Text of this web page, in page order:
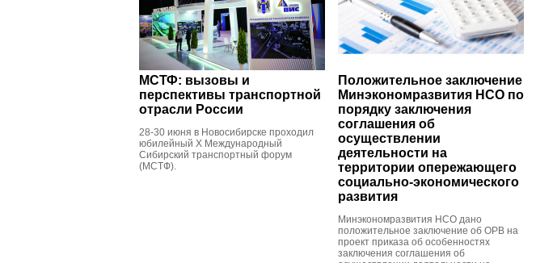
МСТФ: вызовы и
перспективы транспортной
отрасли России
28-30 июня в Новосибирске проходил
юбилейный X Международный
Сибирский транспортный форум
(МСТФ).
Положительное заключение
Минэкономразвития НСО по
порядку заключения
соглашения об
осуществлении
деятельности на
территории опережающего
социально-экономического
развития
Минэкономразвития НСО дано
положительное заключение об ОРВ на
проект приказа об особенностях
заключения соглашения об